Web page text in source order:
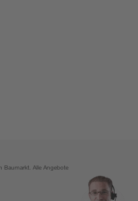
Baumarkt. Alle Angebote